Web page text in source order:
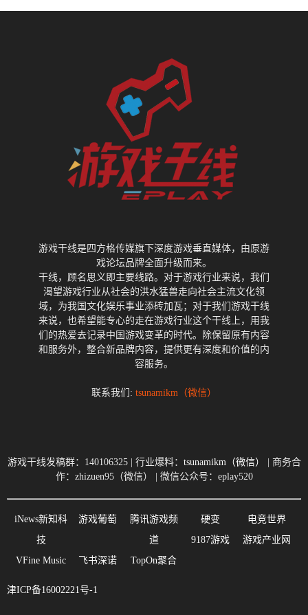
游戏干线是四方格传媒旗下深度游戏垂直媒体，由原游
戏论坛品牌全面升级而来。
干线，顾名思义即主要线路。对于游戏行业来说，我们
渴望游戏行业从社会的洪水猛兽走向社会主流文化领
域，为我国文化娱乐事业添砖加瓦；对于我们游戏干线
来说，也希望能专心的走在游戏行业这个干线上，用我
们的热爱去记录中国游戏变革的时代。除保留原有内容
和服务外，整合新品牌内容，提供更有深度和价值的内
容服务。
联系我们: tsunamikm（微信）
游戏干线发稿群：140106325 | 行业爆料： tsunamikm（微信）
| 商务合
作：zhizuen95（微信） | 微信公众号：eplay520
iNews新知科
技
游戏葡萄
腾讯游戏频
道
硬变
电竞世界
9187游戏
游戏产业网
VFine Music
飞书深诺 TopOn聚合
津ICP备16002221号-1